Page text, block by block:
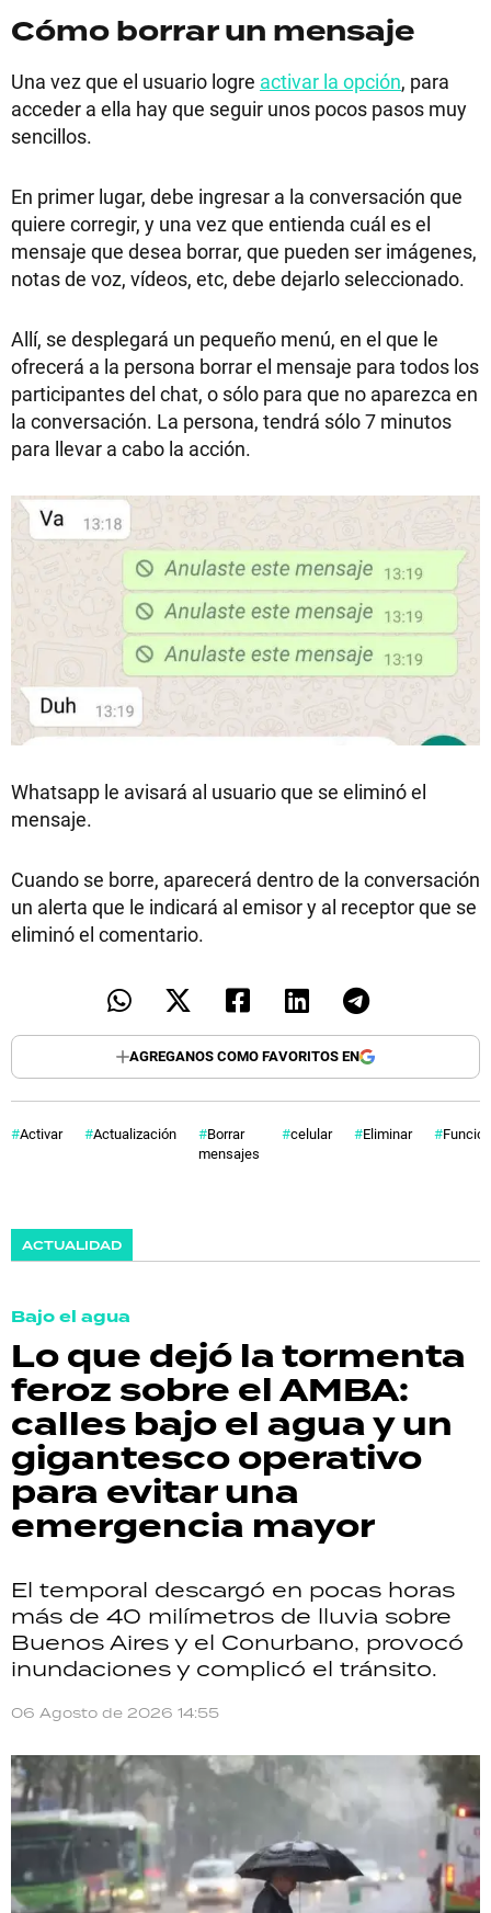
Cómo borrar un mensaje
Una vez que el usuario logre activar la opción, para
acceder a ella hay que seguir unos pocos pasos muy
sencillos.
En primer lugar, debe ingresar a la conversación que
quiere corregir, y una vez que entienda cuál es el
mensaje que desea borrar, que pueden ser imágenes,
notas de voz, vídeos, etc, debe dejarlo seleccionado.
Allí, se desplegará un pequeño menú, en el que le
ofrecerá a la persona borrar el mensaje para todos los
participantes del chat, o sólo para que no aparezca en
la conversación. La persona, tendrá sólo 7 minutos
para llevar a cabo la acción.
Whatsapp le avisará al usuario que se eliminó el
mensaje.
Cuando se borre, aparecerá dentro de la conversación
un alerta que le indicará al emisor y al receptor que se
eliminó el comentario.
AGREGANOS COMO FAVORITOS EN
Activar Actualización
Borrar
mensajes
celular Eliminar Función
ACTUALIDAD
Bajo el agua
Lo que dejó la tormenta
feroz sobre el AMBA:
calles bajo el agua y un
gigantesco operativo
para evitar una
emergencia mayor
El temporal descargó en pocas horas
más de 40 milímetros de lluvia sobre
Buenos Aires y el Conurbano, provocó
inundaciones y complicó el tránsito.
06 Agosto de 2026 14:55